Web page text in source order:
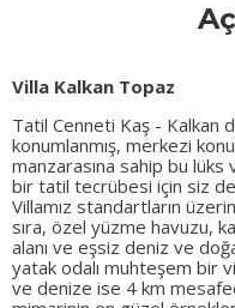
Villa Kalkan Topaz
Tatil Cenneti Kaş - Kalkan
konumlanmış, merkezi
manzarasına sahip bu
bir tatil tecrübesi için siz
Villamız standartların
sıra, özel yüzme havuzu,
alanı ve eşsiz deniz ve
yatak odalı muhteşem bir
ve denize ise 4 km